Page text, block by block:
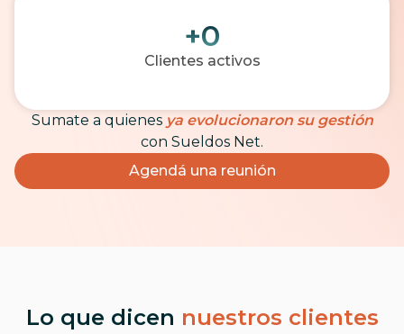
Sumate a quienes ya evolucionaron su gestión
con Sueldos Net.
Agendá una reunión
+0
Clientes activos
Lo que dicen nuestros clientes